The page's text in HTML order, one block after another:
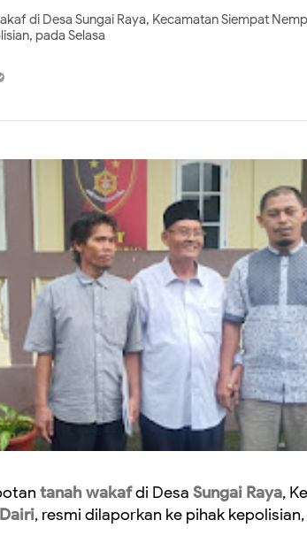
di Desa Sungai Raya, Kecamatan Siempat
pada Selasa
tanah wakafdi Desa Sungai Raya,
, resmi dilaporkan ke pihak